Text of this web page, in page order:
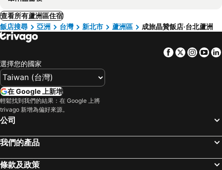
查看所有蘆洲區住宿
飯店搜尋
亞洲 台灣 新北市 蘆洲區 成旅晶贊飯店‧台北蘆洲
Facebook
Twitter
選擇您的國家
在 Google 上新增
輕鬆找到我們的結果：在 Google 上將
trivago 新增為偏好來源。
公司
我們的產品
條款及政策